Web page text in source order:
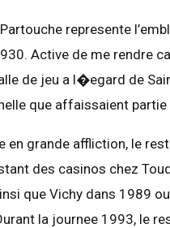
represente
Active de me rendre
de jeu a l�egard de
que affaissaient
en grande affliction, le
des casinos chez
que Vichy dans 1989
la journee 1993, le